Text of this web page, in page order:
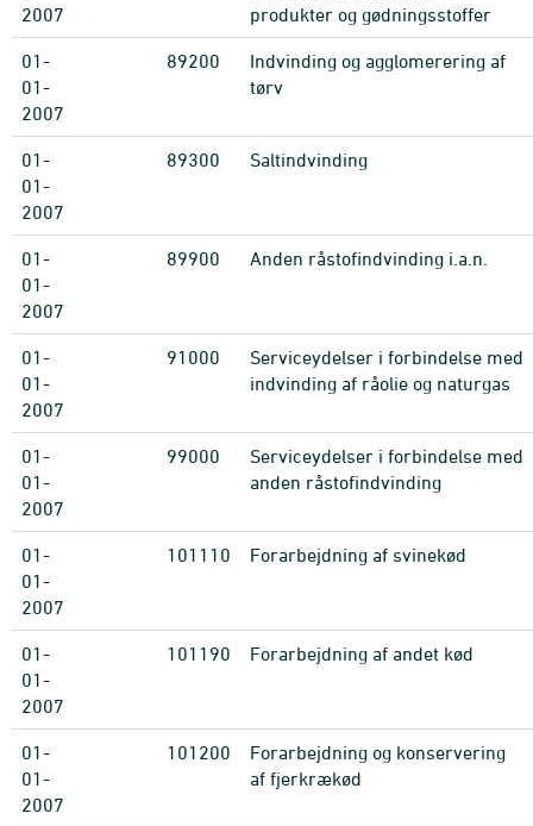
2007
produkter og gødningsstoffer
01-
01-
2007
89200
Indvinding og agglomerering af
tørv
01-
01-
2007
89300 Saltindvinding
01-
01-
2007
89900 Anden råstofindvinding i.a.n.
01-
01-
2007
91000
Serviceydelser i forbindelse med
indvinding af råolie og naturgas
01-
01-
2007
99000
Serviceydelser i forbindelse med
anden råstofindvinding
01-
01-
2007
101110 Forarbejdning af svinekød
01-
01-
2007
101190 Forarbejdning af andet kød
01-
01-
2007
101200
Forarbejdning og konservering
af fjerkrækød